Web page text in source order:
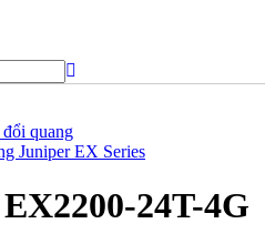
quang
Juniper EX Series
24T-4G